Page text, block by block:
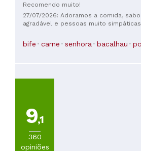
Recomendo muito!
27/07/2026: Adoramos a comida,
agradável e pessoas muito
bife carne senhora bacalhau
9,1
360
opiniões